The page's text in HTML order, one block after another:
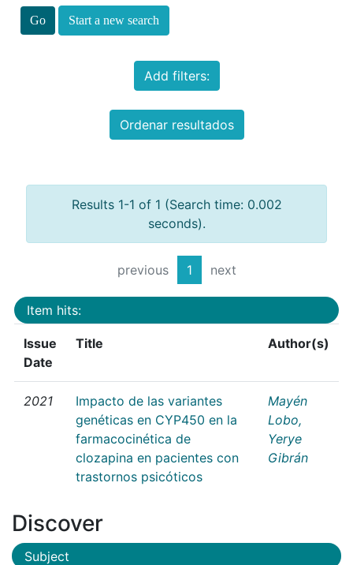
Start a new search
Add filters:
Ordenar resultados
Results 1-1 of 1 (Search time: 0.002
seconds).
previous 1 next
Item hits:
Issue
Date
Title Author(s)
2021
Impacto de las variantes
genéticas en CYP450 en la
farmacocinética de
clozapina en pacientes con
trastornos psicóticos
Mayén
Lobo,
Yerye
Gibrán
Discover
Subject